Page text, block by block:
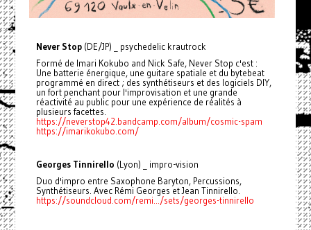
Never Stop(DE/JP) _ psychedelic krautrock
Formé de Imari Kokubo and Nick Safe, Never Stop c'est :
Une batterie énergique, une guitare spatiale et du bytebeat
programmé en direct ; des synthétiseurs et des logiciels DIY,
un fort penchant pour l'improvisation et une grande
réactivité au public pour une expérience de réalités à
plusieurs facettes.
https://neverstop42.bandcamp.com/album/cosmic-spam
https://imarikokubo.com/
Georges Tinnirello (Lyon) _ impro-vision
Duo d'impro entre Saxophone Baryton, Percussions,
Synthétiseurs. Avec Rémi Georges et Jean Tinnirello.
https://soundcloud.com/remi.../sets/georges-tinnirello